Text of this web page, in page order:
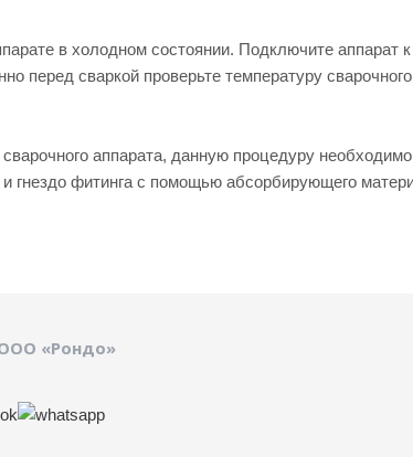
в холодном состоянии. Подключите аппарат
перед сваркой проверьте температуру
аппарата, данную процедуру
гнездо фитинга с помощью абсорбирующего
«Рондо»